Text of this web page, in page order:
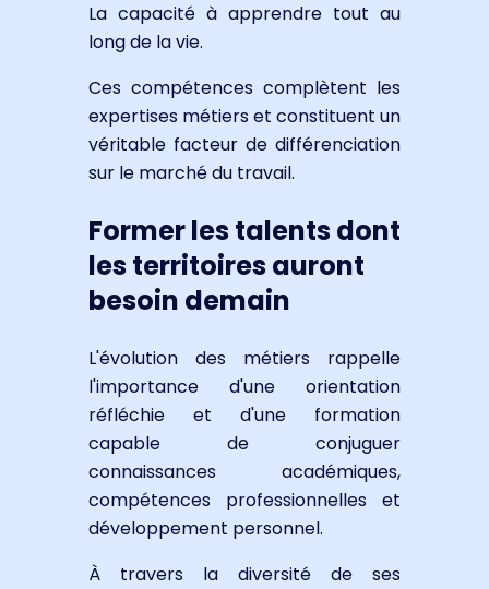
La capacité à apprendre tout au
long de la vie.
Ces compétences complètent les
expertises métiers et constituent un
véritable facteur de différenciation
sur le marché du travail.
Former les talents dont
les territoires auront
besoin demain
L'évolution des métiers rappelle
l'importance d'une orientation
réfléchie et d'une formation
capable de conjuguer
connaissances académiques,
compétences professionnelles et
développement personnel.
À travers la diversité de ses